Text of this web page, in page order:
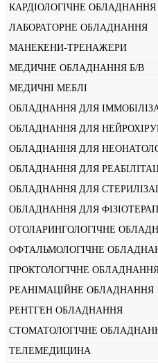
КАРДІОЛОГІЧНЕ ОБЛАДНАННЯ
ЛАБОРАТОРНЕ ОБЛАДНАННЯ
МАНЕКЕНИ-ТРЕНАЖЕРИ
МЕДИЧНЕ ОБЛАДНАННЯ Б/В
МЕДИЧНІ МЕБЛІ
ОБЛАДНАННЯ ДЛЯ
ОБЛАДНАННЯ ДЛЯ
ОБЛАДНАННЯ ДЛЯ
ОБЛАДНАННЯ ДЛЯ
ОБЛАДНАННЯ ДЛЯ
ОБЛАДНАННЯ ДЛЯ
ОТОЛАРИНГОЛОГІЧНЕ
ОФТАЛЬМОЛОГІЧНЕ
ПРОКТОЛОГІЧНЕ
РЕАНІМАЦІЙНЕ ОБЛАДНАННЯ
РЕНТГЕН ОБЛАДНАННЯ
СТОМАТОЛОГІЧНЕ
ТЕЛЕМЕДИЦИНА